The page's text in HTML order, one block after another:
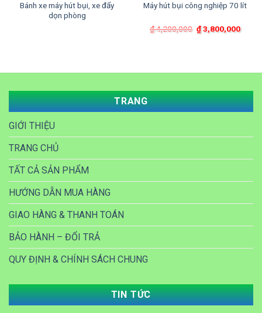
Bánh xe máy hút bụi, xe đẩy
dọn phòng
Máy hút bụi công nghiệp 70 lít
₫4,200,000 Giá
gốc
₫3,800,000Giá
hiện
TRANG
GIỚI THIỆU
TRANG CHỦ
TẤT CẢ SẢN PHẨM
HƯỚNG DẪN MUA HÀNG
GIAO HÀNG & THANH TOÁN
BẢO HÀNH – ĐỔI TRẢ
QUY ĐỊNH & CHÍNH SÁCH CHUNG
TIN TỨC